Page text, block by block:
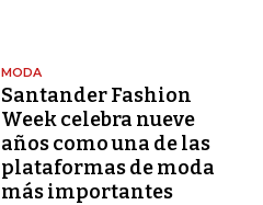
MODA
Santander Fashion
Week celebra nueve
años como una de las
plataformas de moda
más importantes